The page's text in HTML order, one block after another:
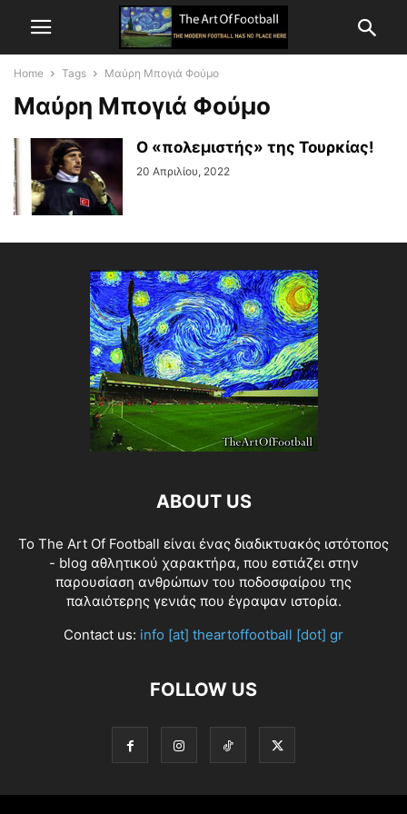
Home Tags Μαύρη Μπογιά Φούμο
Μαύρη Μπογιά Φούμο
Ο «πολεμιστής» της Τουρκίας!
20 Απριλίου, 2022
ABOUT US
Το The Art Of Football είναι ένας διαδικτυακός ιστότοπος
- blog αθλητικού χαρακτήρα, που εστιάζει στην
παρουσίαση ανθρώπων του ποδοσφαίρου της
παλαιότερης γενιάς που έγραψαν ιστορία.
Contact us: info [at] theartoffootball [dot] gr
FOLLOW US